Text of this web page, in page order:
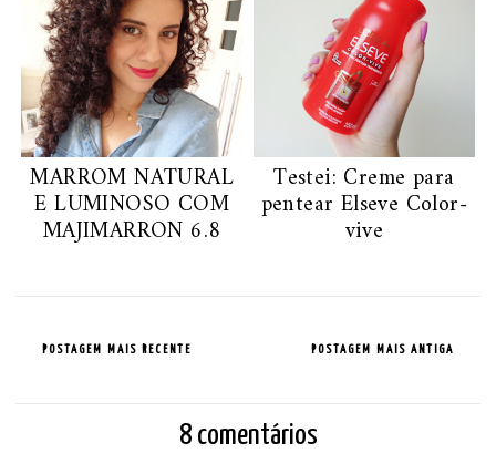
MARROM NATURAL
E LUMINOSO COM
MAJIMARRON 6.8
Testei: Creme para
pentear Elseve Color-
vive
POSTAGEM MAIS RECENTE POSTAGEM MAIS ANTIGA
8 comentários